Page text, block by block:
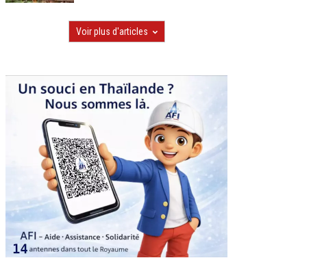
Voir plus d'articles